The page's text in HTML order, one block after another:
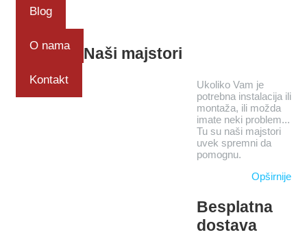
Blog
O nama
Kontakt
Naši majstori
Ukoliko Vam je
potrebna instalacija ili
montaža, ili možda
imate neki problem...
Tu su naši majstori
uvek spremni da
pomognu.
Opširnije
Besplatna
dostava